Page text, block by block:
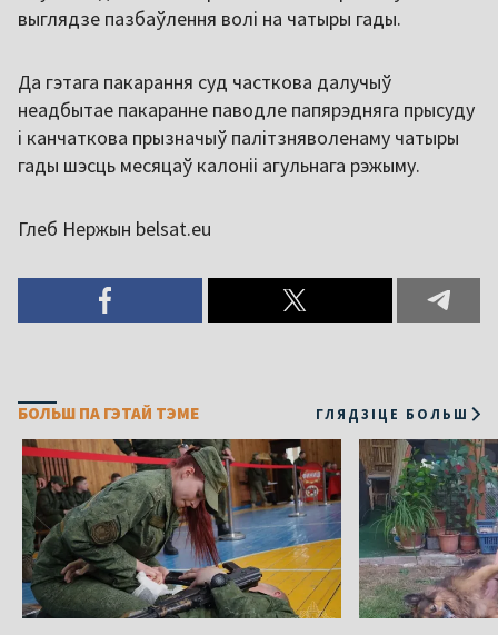
выглядзе пазбаўлення волі на чатыры гады.
Да гэтага пакарання суд часткова далучыў
неадбытае пакаранне паводле папярэдняга прысуду
і канчаткова прызначыў палітзняволенаму чатыры
гады шэсць месяцаў калоніі агульнага рэжыму.
Глеб Нержын belsat.eu
БОЛЬШ ПА ГЭТАЙ ТЭМЕ ГЛЯДЗІЦЕ БОЛЬШ